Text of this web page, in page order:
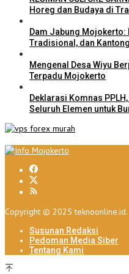
Horeg dan Budaya di
Dam Jabung Mojokerto:
Tradisional, dan
Mengenal Desa Wiyu
Terpadu Mojokerto
Deklarasi Komnas
Seluruh Elemen untuk
Copyright © 2025
Susunan Redaksi
Pedoman Media Siber
Tentang Kami